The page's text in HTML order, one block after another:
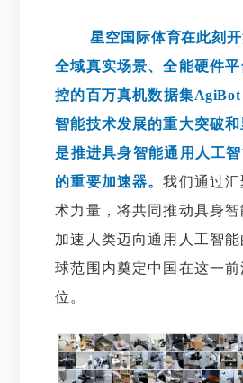
星空国际体育在此刻开
全域真实场景、全能硬件
控的百万真机数据集
智能技术发展的重大突破
是推进具身智能通用人工
的重要加速器。我们通过
术力量，将共同推动具身智
加速人类迈向通用人工智
球范围内奠定中国在这一
位。